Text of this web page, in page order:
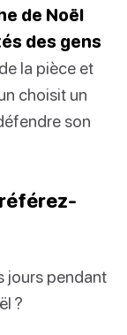
de Noël
des gens
la pièce et
choisit un
son
jours pendant
?